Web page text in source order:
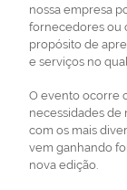
nossa empresa
fornecedores ou
propósito de
e serviços no
O evento ocorre
necessidades de
com os mais
vem ganhando
nova edição.